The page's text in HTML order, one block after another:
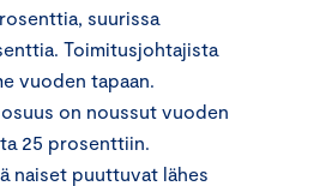
suurissa
Toimitusjohtajista
vuoden tapaan.
on noussut vuoden
25 prosenttiin.
naiset puuttuvat lähes